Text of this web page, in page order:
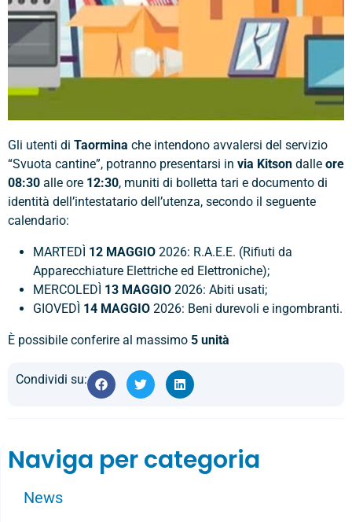
Gli utenti di Taormina che intendono avvalersi del servizio
“Svuota cantine”, potranno presentarsi in via Kitson dalle ore
08:30 alle ore 12:30, muniti di bolletta tari e documento di
identità dell’intestatario dell’utenza, secondo il seguente
calendario:
MARTEDÌ 12 MAGGIO 2026: R.A.E.E. (Rifiuti da
Apparecchiature Elettriche ed Elettroniche);
MERCOLEDÌ 13 MAGGIO 2026: Abiti usati;
GIOVEDÌ 14 MAGGIO 2026: Beni durevoli e ingombranti.
È possibile conferire al massimo 5 unità
Condividi su:
Naviga per categoria
News